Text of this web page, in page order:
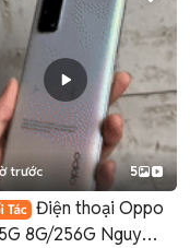
trước 5
Điện thoại Oppo
8G/256G Nguyên